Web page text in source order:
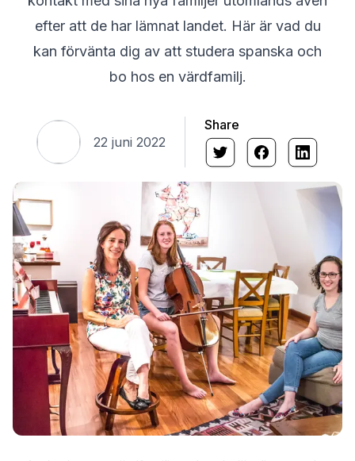
efter att de har lämnat landet. Här är vad du
kan förvänta dig av att studera spanska och
bo hos en värdfamilj.
22 juni 2022
Share